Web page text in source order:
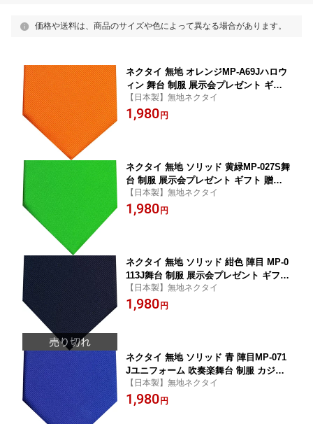
価格や送料は、商品のサイズや色によって異なる場合があります。
ネクタイ 無地 オレンジMP-A69Jハロウ
ィン 舞台 制服 展示会プレゼント ギフ
ト 贈り物
【日本製】無地ネクタイ
1,980 円
ネクタイ 無地 ソリッド 黄緑MP-027S舞
台 制服 展示会プレゼント ギフト 贈り
物【日本製】無地ネクタイ
1,980 円
ネクタイ 無地 ソリッド 紺色 陣目 MP-0
113J舞台 制服 展示会プレゼント ギフト
贈り物
【日本製】無地ネクタイ
1,980 円
ネクタイ 無地 ソリッド 青 陣目MP-071
Jユニフォーム 吹奏楽舞台 制服 カジュ
アル 展示会 おそろいプレゼント ギフト
贈り物
【日本製】無地ネクタイ
1,980 円